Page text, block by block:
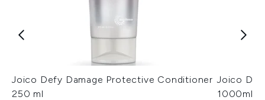
Joico Defy Damage Protective Conditioner
250 ml
Joico
1000ml